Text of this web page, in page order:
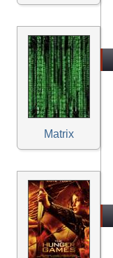
Matrix